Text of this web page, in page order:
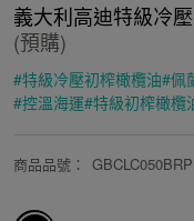
義大利高迪特級冷
(預購)
#特級冷壓初榨橄欖油#佩
#控溫海運#特級初榨橄欖
商品品號 ： GBCLC050BRP